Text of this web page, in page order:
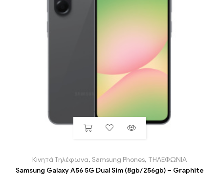
Κινητά Τηλέφωνα, Samsung Phones, ΤΗΛΕΦΩΝΙΑ
Samsung Galaxy A56 5G Dual Sim (8gb/256gb) – Graphite